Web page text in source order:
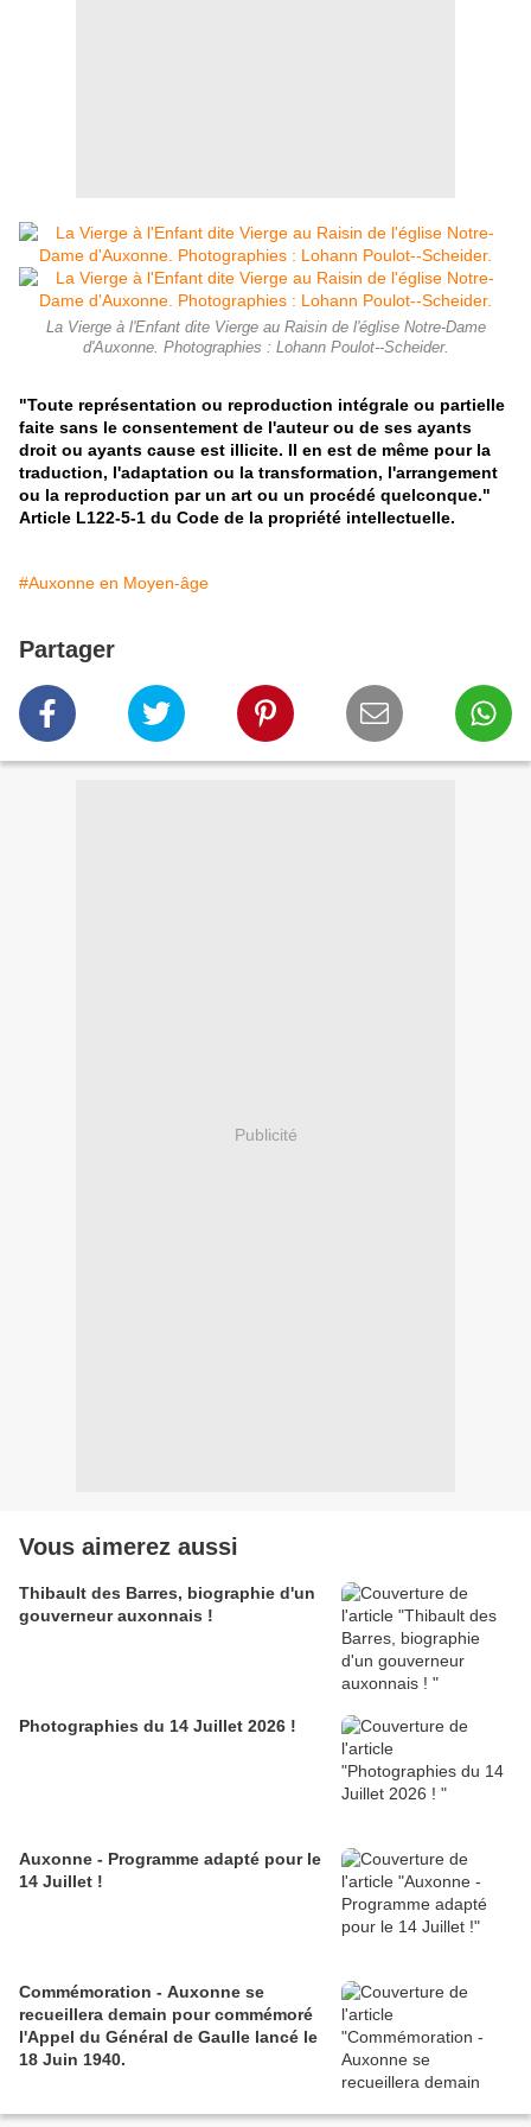
La Vierge à l'Enfant dite Vierge au Raisin de l'église Notre-Dame
d'Auxonne. Photographies : Lohann Poulot--Scheider.
"Toute représentation ou reproduction intégrale ou partielle
faite sans le consentement de l'auteur ou de ses ayants
droit ou ayants cause est illicite. Il en est de même pour la
traduction, l'adaptation ou la transformation, l'arrangement
ou la reproduction par un art ou un procédé quelconque."
Article L122-5-1 du Code de la propriété intellectuelle.
#Auxonne en Moyen-âge
Partager
Publicité
Vous aimerez aussi
Thibault des Barres, biographie d'un
gouverneur auxonnais !
Photographies du 14 Juillet 2026 !
Auxonne - Programme adapté pour le
14 Juillet !
Commémoration - Auxonne se
recueillera demain pour commémoré
l'Appel du Général de Gaulle lancé le
18 Juin 1940.